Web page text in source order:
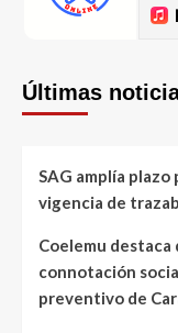
Últimas
SAG amplía plazo
vigencia de
Coelemu
connotación
preventivo de